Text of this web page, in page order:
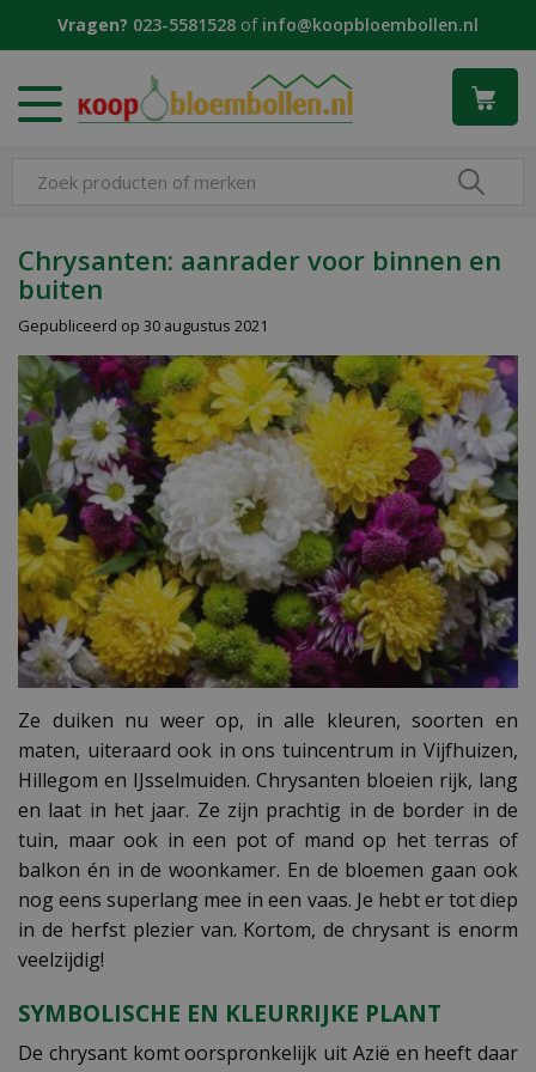
Vragen? 023-5581528 of info@koopbloembollen.nl
Chrysanten: aanrader voor binnen en
buiten
Gepubliceerd op 30 augustus 2021
Ze duiken nu weer op, in alle kleuren, soorten en
maten, uiteraard ook in ons tuincentrum in Vijfhuizen,
Hillegom en IJsselmuiden. Chrysanten bloeien rijk, lang
en laat in het jaar. Ze zijn prachtig in de border in de
tuin, maar ook in een pot of mand op het terras of
balkon én in de woonkamer. En de bloemen gaan ook
nog eens superlang mee in een vaas. Je hebt er tot diep
in de herfst plezier van. Kortom, de chrysant is enorm
veelzijdig!
SYMBOLISCHE EN KLEURRIJKE PLANT
De chrysant komt oorspronkelijk uit Azië en heeft daar